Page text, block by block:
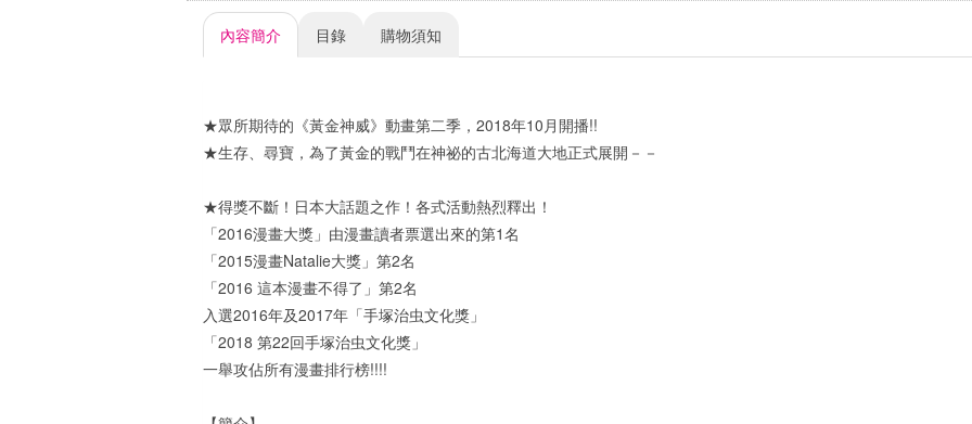
內容簡介 目錄 購物須知
★眾所期待的《黃金神威》動畫第二季，2018年10月開播!!
★生存、尋寶，為了黃金的戰鬥在神祕的古北海道大地正式展開－－
★得獎不斷！日本大話題之作！各式活動熱烈釋出！
「2016漫畫大獎」由漫畫讀者票選出來的第1名
「2015漫畫Natalie大獎」第2名
「2016 這本漫畫不得了」第2名
入選2016年及2017年「手塚治虫文化獎」
「2018 第22回手塚治虫文化獎」
一舉攻佔所有漫畫排行榜!!!!